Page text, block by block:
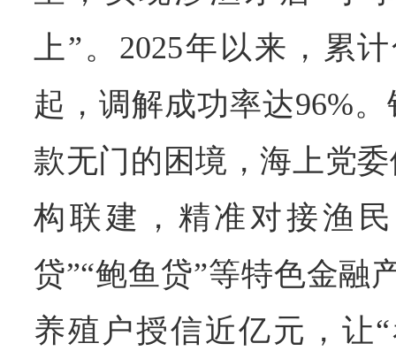
上”。2025年以来，累
起，调解成功率达96%
款无门的困境，海上党
构联建，精准对接渔
贷”“鲍鱼贷”等特色金融
养殖户授信近亿元，让